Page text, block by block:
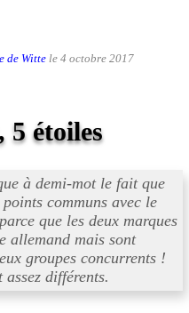
de Witte le 4 octobre 2017
5 étoiles
à demi-mot le fait que
communs avec le
que les deux marques
allemand mais sont
groupes concurrents !
différents.